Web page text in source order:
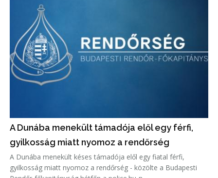
A Dunába menekült támadója elől egy férfi,
gyilkosság miatt nyomoz a rendőrség
A Dunába menekült késes támadója elől egy fiatal férfi,
gyilkosság miatt nyomoz a rendőrség - közölte a Budapesti